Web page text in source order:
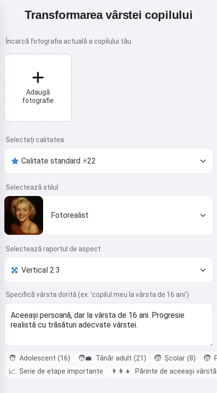
Transformarea vârstei copilului
Încarcă fotografia actuală a copilului tău
Adaugă
fotografie
Selectați calitatea
Selectează stilul
Fotorealist
Selectează raportul de aspect
Specifică vârsta dorită (ex: 'copilul meu la vârsta de 16 ani')
🧑 Adolescent (16) 🧑‍💼 Tânăr adult (21) 🧒 Școlar (8) 🧒
📈 Serie de etape importante 👨‍👩‍👧 Părinte de aceeași vârstă